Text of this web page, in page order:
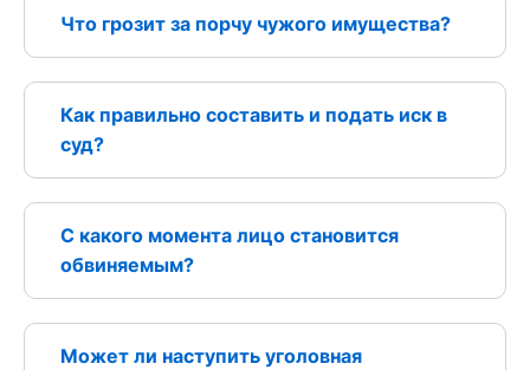
Что грозит за порчу чужого имущества?
Как правильно составить и подать иск в
суд?
С какого момента лицо становится
обвиняемым?
Может ли наступить уголовная